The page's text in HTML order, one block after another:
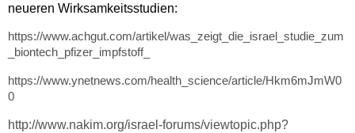
neueren Wirksamkeitsstudien:
https://www.achgut.com/artikel/was_zeigt_die_israel_studie_zum
_biontech_pfizer_impfstoff_
https://www.ynetnews.com/health_science/article/Hkm6mJmW0
0
http://www.nakim.org/israel-forums/viewtopic.php?